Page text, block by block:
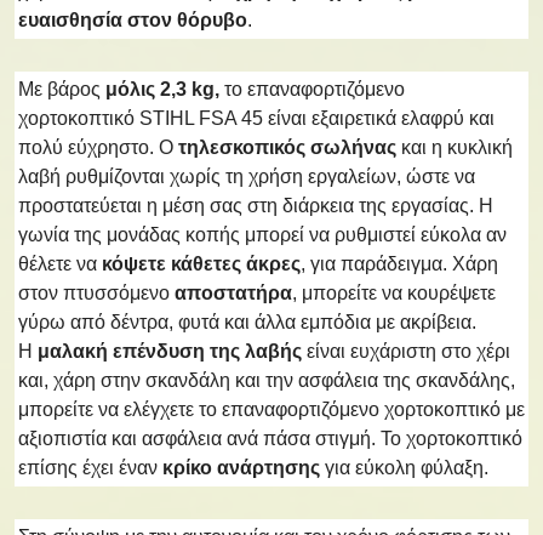
ευαισθησία στον θόρυβο.
Με βάρος μόλις 2,3 kg, το επαναφορτιζόμενο
χορτοκοπτικό STIHL FSA 45 είναι εξαιρετικά ελαφρύ και
πολύ εύχρηστο. Ο τηλεσκοπικός σωλήνας και η κυκλική
λαβή ρυθμίζονται χωρίς τη χρήση εργαλείων, ώστε να
προστατεύεται η μέση σας στη διάρκεια της εργασίας. Η
γωνία της μονάδας κοπής μπορεί να ρυθμιστεί εύκολα αν
θέλετε να κόψετε κάθετες άκρες, για παράδειγμα. Χάρη
στον πτυσσόμενο αποστατήρα, μπορείτε να κουρέψετε
γύρω από δέντρα, φυτά και άλλα εμπόδια με ακρίβεια.
Η μαλακή επένδυση της λαβής είναι ευχάριστη στο χέρι
και, χάρη στην σκανδάλη και την ασφάλεια της σκανδάλης,
μπορείτε να ελέγχετε το επαναφορτιζόμενο χορτοκοπτικό με
αξιοπιστία και ασφάλεια ανά πάσα στιγμή. Το χορτοκοπτικό
επίσης έχει έναν κρίκο ανάρτησης για εύκολη φύλαξη.